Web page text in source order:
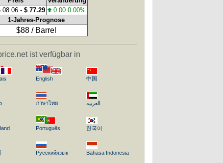
- $ 77.29
0.00 0.00%
1-Jahres-Prognose
$88 / Barrel
ist verfügbar in
English 中国
ภาษาไทย العربيه
Português 한국어
Русскийязык Bahasa Indonesia